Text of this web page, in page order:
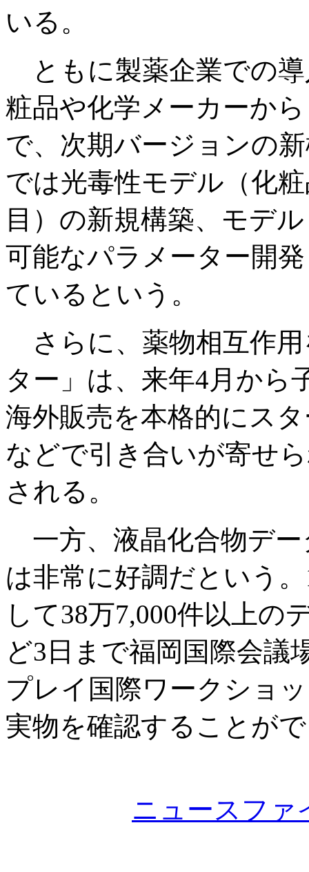
いる。
ともに製薬企業での
粧品や化学メーカーか
で、次期バージョンの
では光毒性モデル（化
目）の新規構築、モデ
可能なパラメーター開
ているという。
さらに、薬物相互作
ター」は、来年4月から
海外販売を本格的にス
などで引き合いが寄せ
される。
一方、液晶化合物デー
は非常に好調だという
して38万7,000件以上の
ど3日まで福岡国際会議
プレイ国際ワークショ
実物を確認することが
ニュースファ